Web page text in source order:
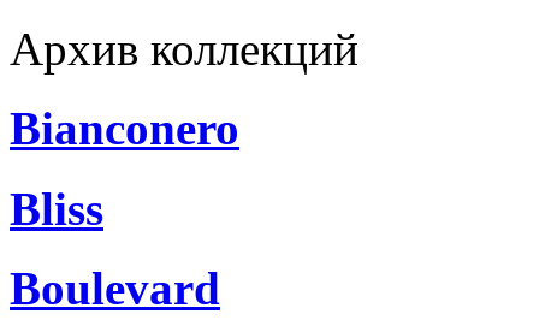
Архив коллекций
Bianconero
Bliss
Boulevard